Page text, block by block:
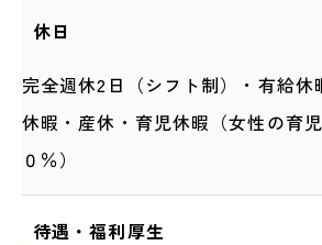
休日
完全週休2日（シフト制）・有給休
休暇・産休・育児休暇（女性の育
０％）
待遇・福利厚生